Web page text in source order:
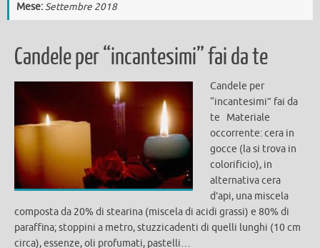
Mese:Settembre 2018
Candele per “incantesimi” fai da te
Candele per
“incantesimi” fai da
te Materiale
occorrente: cera in
gocce (la si trova in
colorificio), in
alternativa cera
d’api, una miscela
composta da 20% di stearina (miscela di acidi grassi) e 80% di
paraffina; stoppini a metro, stuzzicadenti di quelli lunghi (10 cm
circa), essenze, oli profumati, pastelli…